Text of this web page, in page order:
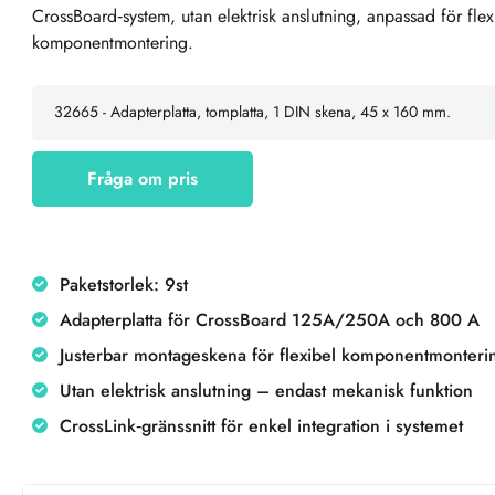
CrossBoard‑system, utan elektrisk anslutning, anpassad för
komponentmontering.
Fråga om pris
Paketstorlek: 9st
Adapterplatta för CrossBoard 125A/250A och 800 A
Justerbar montageskena för flexibel
Utan elektrisk anslutning – endast mekanisk funktion
CrossLink‑gränssnitt för enkel integration i systemet